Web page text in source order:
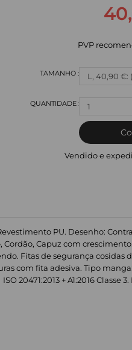
PVP
L, 40,90 €:
1
Vendido e
PU. Desenho:
Capuz com
Fitas de segurança cosidas
com fita adesiva. Tipo
20471:2013 + A1:2016 Classe